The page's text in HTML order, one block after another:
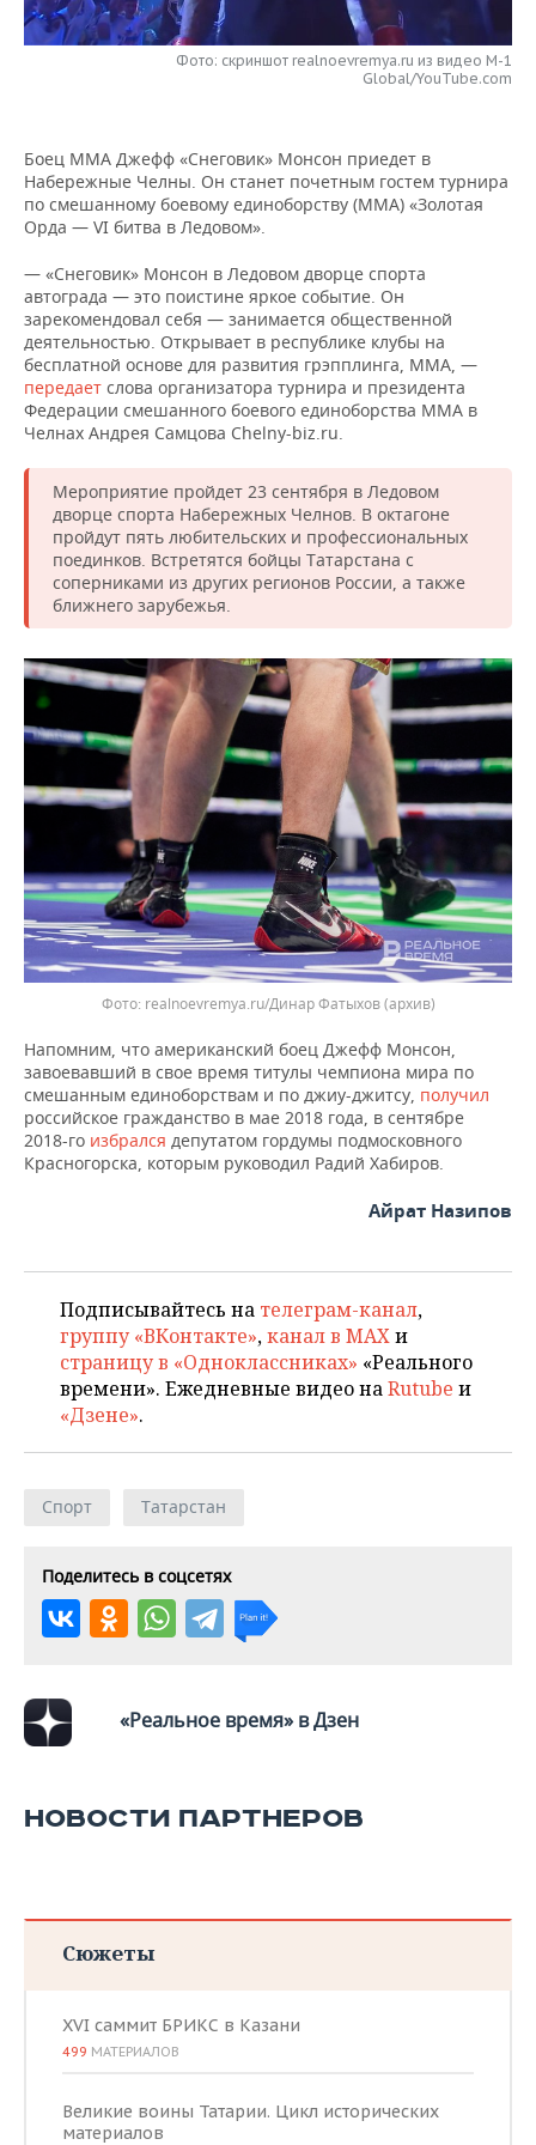
НЕФТЕХИМИЯ
ЭНЕРГЕТИКА
РОЗНИЧНАЯ ТОРГОВЛЯ
УСЛУГИ
НОВОСТИ ТЕХНОЛОГИЙ
МЕДИА
ТЕЛЕКОММУНИКАЦИИ
МЕРОПРИЯТИЯ
ВЫЕЗДНАЯ РЕДАКЦИЯ
БИЗНЕС-БРАНЧИ
ONLINE-КОНФЕРЕНЦИИ
ОТКРЫТАЯ ЛЕКЦИЯ
НОВОСТИ СПОРТА
ФУТБОЛ
ХОККЕЙ
БАСКЕТБОЛ
ВОЛЕЙБОЛ
КИБЕРСПОРТ
ФИГУРНОЕ КАТАНИЕ
ВОДНЫЕ ВИДЫ СПОРТА
ХОККЕЙ С МЯЧОМ
ОБЩЕСТВО
НОВОСТИ ОБЩЕСТВА
ВЛАСТЬ
ИНФРАСТРУКТУРА
ИСТОРИЯ
КУЛЬТУРА
МЕДИЦИНА
ОБРАЗОВАНИЕ
ПРОИСШЕСТВИЯ
ФОТОГАЛЕРЕЯ
СЮЖЕТЫ
СПРАВОЧНИК
СПИСОК ПЕРСОН
СПИСОК КОМПАНИЙ
ПОЛНАЯ ВЕРСИЯ
Фото: скриншот realnoevremya.ru из видео M-1
Global/YouTube.com
Боец ММА Джефф «Снеговик» Монсон приедет в
Набережные Челны. Он станет почетным гостем турнира
по смешанному боевому единоборству (ММА) «Золотая
Орда — VI битва в Ледовом».
— «Снеговик» Монсон в Ледовом дворце спорта
автограда — это поистине яркое событие. Он
зарекомендовал себя — занимается общественной
деятельностью. Открывает в республике клубы на
бесплатной основе для развития грэпплинга, ММА, —
передает слова организатора турнира и президента
Федерации смешанного боевого единоборства ММА в
Челнах Андрея Самцова Chelny-biz.ru.
Мероприятие пройдет 23 сентября в Ледовом
дворце спорта Набережных Челнов. В октагоне
пройдут пять любительских и профессиональных
поединков. Встретятся бойцы Татарстана с
соперниками из других регионов России, а также
ближнего зарубежья.
realnoevremya.ru/Динар Фатыхов (архив)
Напомним, что американский боец Джефф Монсон,
завоевавший в свое время титулы чемпиона мира по
смешанным единоборствам и по джиу-джитсу, получил
российское гражданство в мае 2018 года, в сентябре
2018-го избрался депутатом гордумы подмосковного
Красногорска, которым руководил Радий Хабиров.
Айрат Назипов
Подписывайтесь на телеграм-канал,
группу «ВКонтакте»,канал в MAXи
страницу в «Одноклассниках» «Реального
времени». Ежедневные видео наRutube и
«Дзене».
Спорт Татарстан
Поделитесь в соцсетях
«Реальное время» в Дзен
НОВОСТИ ПАРТНЕРОВ
Сюжеты
XVI саммит БРИКС в Казани
499 МАТЕРИАЛОВ
Великие воины Татарии. Цикл исторических
материалов